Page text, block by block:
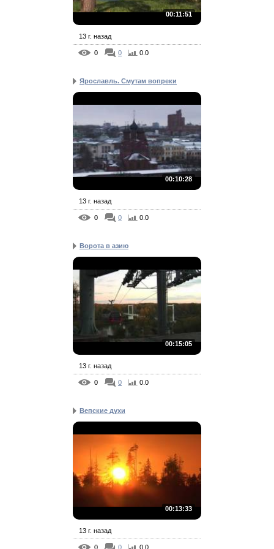
00:11:51
13 г. назад
0 0 0.0
Ярославль. Смутам вопреки
00:10:28
13 г. назад
0 0 0.0
Ворота в азию
00:15:05
13 г. назад
0 0 0.0
Вепские духи
00:13:33
13 г. назад
0 0 0.0